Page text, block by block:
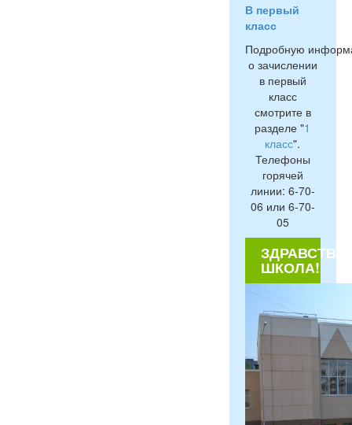
В первый
класс
Подробную
о зачислении
в первый
класс
смотрите в
разделе "1
класс".
Телефоны
горячей
линии: 6-70-
06 или 6-70-
05
ШКОЛА!